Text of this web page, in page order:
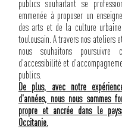
publics souhaitant se
emmenée à proposer un
des arts et de la culture
toulousain. A travers nos ateliers
nous souhaitons poursuivre
d'accessibilité et
publics.
De plus, avec notre
d'années, nous nous sommes
propre et ancrée dans le
Occitanie.